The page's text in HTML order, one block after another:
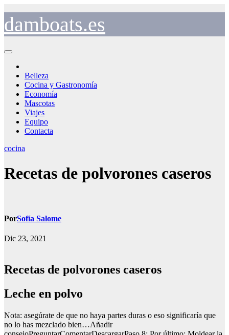
contenido
damboats.es
Belleza
Cocina y Gastronomía
Economía
Mascotas
Viajes
Equipo
Contacta
cocina
Recetas de polvorones caseros
PorSofía Salome
Dic 23, 2021
Recetas de polvorones caseros
Leche en polvo
Nota: asegúrate de que no haya partes duras o eso significaría que
no lo has mezclado bien…Añadir